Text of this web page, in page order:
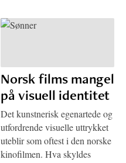
Norsk films mangel
på visuell identitet
Det kunstnerisk egenartede og
utfordrende visuelle uttrykket
uteblir som oftest i den norske
kinofilmen. Hva skyldes